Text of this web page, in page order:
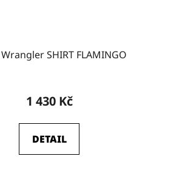
SHIRT FLAMINGO
1 430 Kč
DETAIL